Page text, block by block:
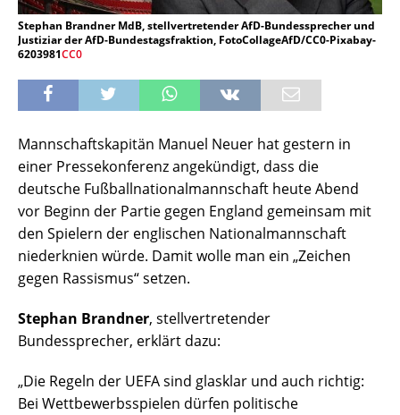
Stephan Brandner MdB, stellvertretender AfD-Bundessprecher und
Justiziar der AfD-Bundestagsfraktion, FotoCollageAfD/CC0-Pixabay-
6203981CC0
Mannschaftskapitän Manuel Neuer hat gestern in
einer Pressekonferenz angekündigt, dass die
deutsche Fußballnationalmannschaft heute Abend
vor Beginn der Partie gegen England gemeinsam mit
den Spielern der englischen Nationalmannschaft
niederknien würde. Damit wolle man ein „Zeichen
gegen Rassismus“ setzen.
Stephan Brandner, stellvertretender
Bundessprecher, erklärt dazu:
„Die Regeln der UEFA sind glasklar und auch richtig:
Bei Wettbewerbsspielen dürfen politische